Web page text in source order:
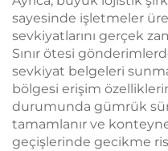
sayesinde işletmeler
sevkiyatlarını gerçek
Sınır ötesi
sevkiyat belgeleri
bölgesi erişim
durumunda gümrük
tamamlanır ve
geçişlerinde gecikme